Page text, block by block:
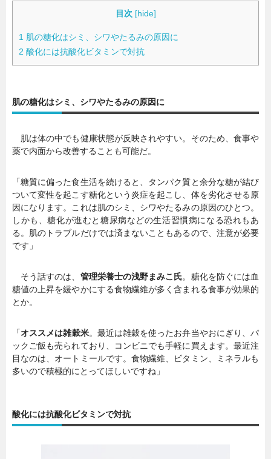
目次 [hide]
1 肌の糖化はシミ、シワやたるみの原因に
2 酸化には抗酸化ビタミンで対抗
肌の糖化はシミ、シワやたるみの原因に
肌は体の中でも健康状態が反映されやすい。そのため、食事や
薬で内面から改善することも可能だ。
「糖質に偏った食生活を続けると、タンパク質と余分な糖が結び
ついて変性を起こす糖化という炎症を起こし、体を劣化させる原
因になります。これは肌のシミ、シワやたるみの原因のひとつ。
しかも、糖化が進むと糖尿病などの生活習慣病になる恐れもあ
る。肌のトラブルだけでは済まないこともあるので、注意が必要
です」
そう話すのは、 管理栄養士の浅野まみこ氏。糖化を防ぐには血
糖値の上昇を緩やかにする食物繊維が多く含まれる食事が効果的
とか。
「オススメは雑穀米。最近は雑穀を使ったお弁当やおにぎり、パ
ックご飯も売られており、コンビニでも手軽に買えます。最近注
目なのは、オートミールです。食物繊維、ビタミン、ミネラルも
多いので積極的にとってほしいですね」
酸化には抗酸化ビタミンで対抗